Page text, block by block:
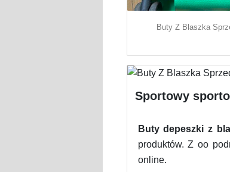
Buty Z Blaszka
Sportowy
Buty depeszki z
produktów. Z oo
online.